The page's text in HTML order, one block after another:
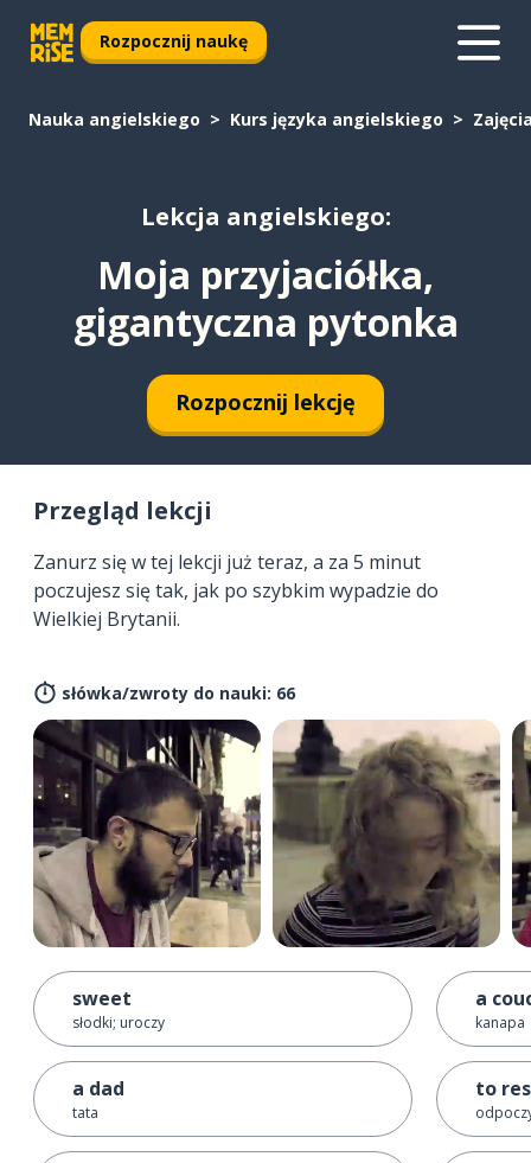
Rozpocznij naukę
Nauka angielskiego Kurs języka angielskiego
Lekcja angielskiego:
Moja przyjaciółka,
gigantyczna pytonka
Rozpocznij lekcję
Przegląd lekcji
Zanurz się w tej lekcji już teraz, a za 5 minut
poczujesz się tak, jak po szybkim wypadzie do
Wielkiej Brytanii.
słówka/zwroty do nauki: 66
sweet
słodki; uroczy
a dad
tata
a
kanapa
to